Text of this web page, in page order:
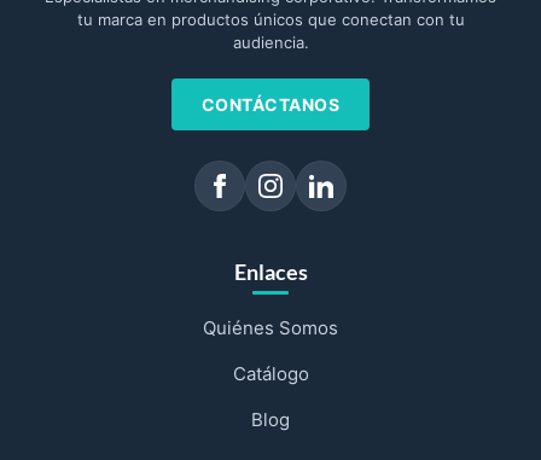
tu marca en productos únicos que conectan con tu
audiencia.
CONTÁCTANOS
Enlaces
Quiénes Somos
Catálogo
Blog